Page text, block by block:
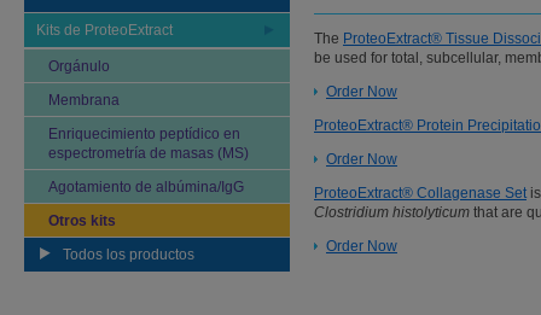
Kits de ProteoExtract
Orgánulo
Membrana
Enriquecimiento peptídico en
espectrometría de masas (MS)
Agotamiento de albúmina/IgG
Otros kits
Todos los productos
The ProteoExtract® Tissue
be used for total, subcellular,
Order Now
ProteoExtract® Protein
Order Now
ProteoExtract® Collagenase Setis
Clostridium histolyticum that are
Order Now